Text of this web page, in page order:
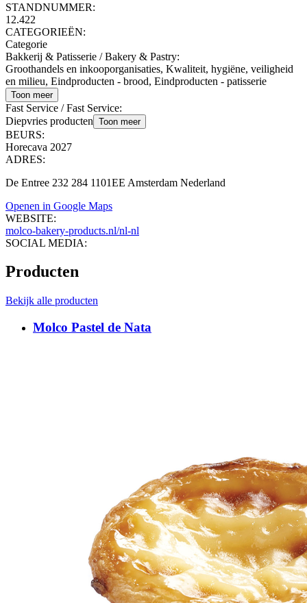
STANDNUMMER:
12.422
CATEGORIEËN:
Categorie
Bakkerij & Patisserie / Bakery & Pastry:
Groothandels en inkooporganisaties, Kwaliteit, hygiëne, veiligheid
en milieu, Eindproducten - brood, Eindproducten - patisserie
Toon meer
Fast Service / Fast Service:
Diepvries producten Toon meer
BEURS:
Horecava 2027
ADRES:
De Entree 232 284 1101EE Amsterdam Nederland
Openen in Google Maps
WEBSITE:
molco-bakery-products.nl/nl-nl
SOCIAL MEDIA:
Producten
Bekijk alle producten
Molco Pastel de Nata